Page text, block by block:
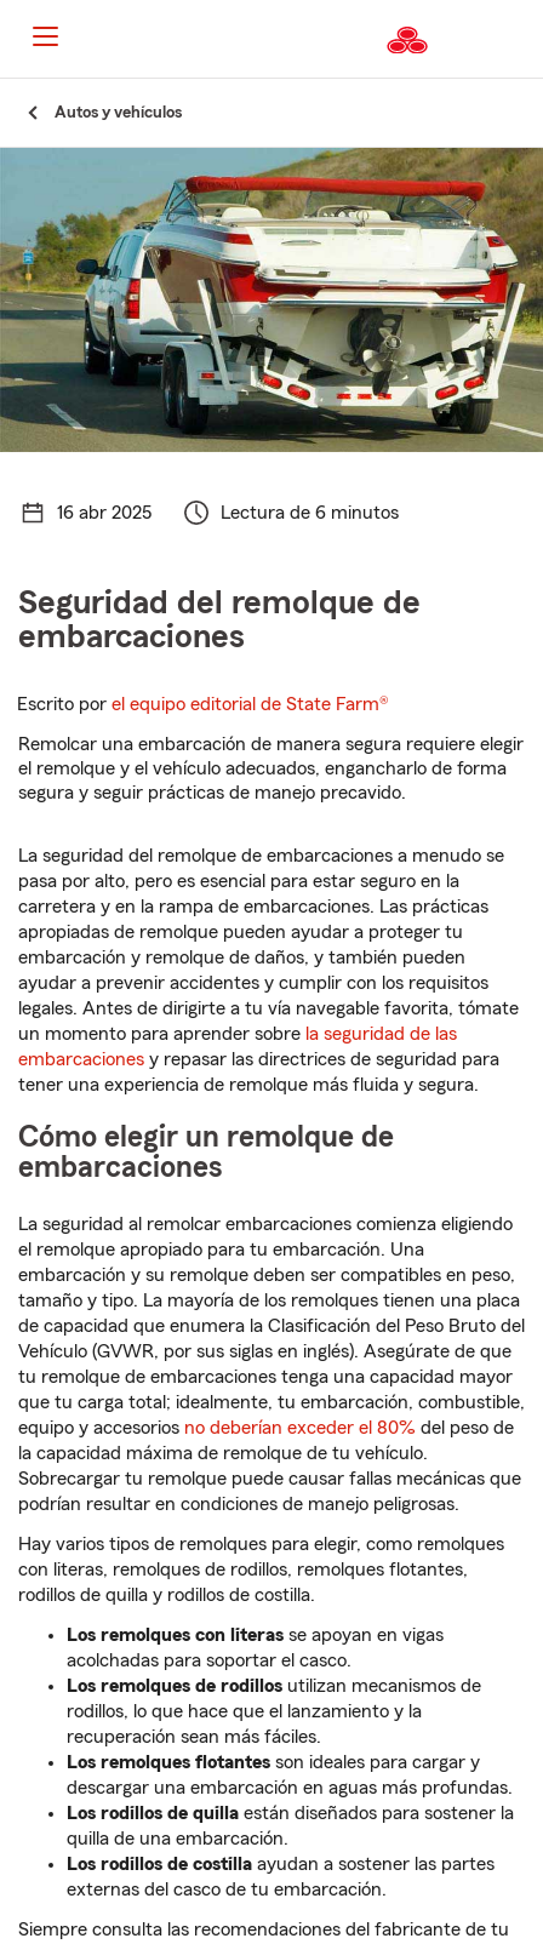
Autos y vehículos
16 abr 2025 Lectura de 6 minutos
Seguridad del remolque de
embarcaciones
Escrito porel equipo editorial de State Farm®
Remolcar una embarcación de manera segura requiere elegir
el remolque y el vehículo adecuados, engancharlo de forma
segura y seguir prácticas de manejo precavido.
La seguridad del remolque de embarcaciones a menudo se
pasa por alto, pero es esencial para estar seguro en la
carretera y en la rampa de embarcaciones. Las prácticas
apropiadas de remolque pueden ayudar a proteger tu
embarcación y remolque de daños, y también pueden
ayudar a prevenir accidentes y cumplir con los requisitos
legales. Antes de dirigirte a tu vía navegable favorita, tómate
un momento para aprender sobre la seguridad de las
embarcaciones y repasar las directrices de seguridad para
tener una experiencia de remolque más fluida y segura.
Cómo elegir un remolque de
embarcaciones
La seguridad al remolcar embarcaciones comienza eligiendo
el remolque apropiado para tu embarcación. Una
embarcación y su remolque deben ser compatibles en peso,
tamaño y tipo. La mayoría de los remolques tienen una placa
de capacidad que enumera la Clasificación del Peso Bruto del
Vehículo (GVWR, por sus siglas en inglés). Asegúrate de que
tu remolque de embarcaciones tenga una capacidad mayor
que tu carga total; idealmente, tu embarcación, combustible,
equipo y accesorios no deberían exceder el 80% del peso de
la capacidad máxima de remolque de tu vehículo.
Sobrecargar tu remolque puede causar fallas mecánicas que
podrían resultar en condiciones de manejo peligrosas.
Hay varios tipos de remolques para elegir, como remolques
con literas, remolques de rodillos, remolques flotantes,
rodillos de quilla y rodillos de costilla.
Los remolques con literas se apoyan en vigas
acolchadas para soportar el casco.
Los remolques de rodillos utilizan mecanismos de
rodillos, lo que hace que el lanzamiento y la
recuperación sean más fáciles.
Los remolques flotantes son ideales para cargar y
descargar una embarcación en aguas más profundas.
Los rodillos de quilla están diseñados para sostener la
quilla de una embarcación.
Los rodillos de costilla ayudan a sostener las partes
externas del casco de tu embarcación.
Siempre consulta las recomendaciones del fabricante de tu